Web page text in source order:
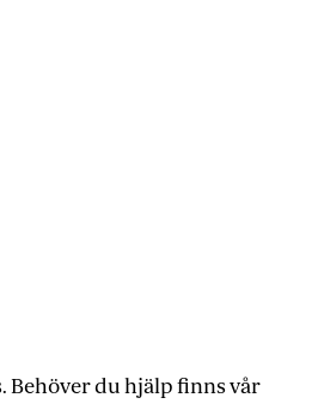
Behöver du hjälp finns vår